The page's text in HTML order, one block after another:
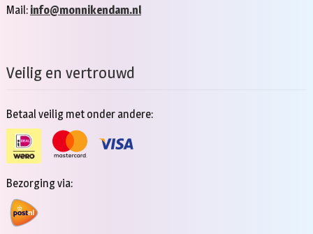
Mail: info@monnikendam.nl
Veilig en vertrouwd
Betaal veilig met onder andere:
Bezorging via: